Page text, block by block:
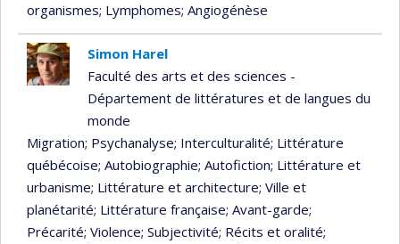
organismes; Lymphomes; Angiogénèse
Simon Harel
Faculté des arts et des sciences -
Département de littératures et de langues du
monde
Migration; Psychanalyse; Interculturalité; Littérature
québécoise; Autobiographie; Autofiction; Littérature et
urbanisme; Littérature et architecture; Ville et
planétarité; Littérature française; Avant-garde;
Précarité; Violence; Subjectivité; Récits et oralité;